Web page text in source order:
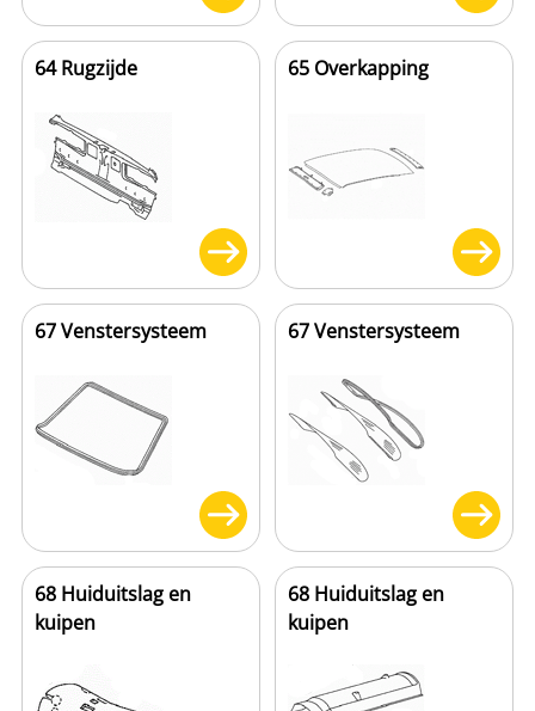
64 Rugzijde 65 Overkapping
67 Venstersysteem 67 Venstersysteem
68 Huiduitslag en
kuipen
68 Huiduitslag en
kuipen